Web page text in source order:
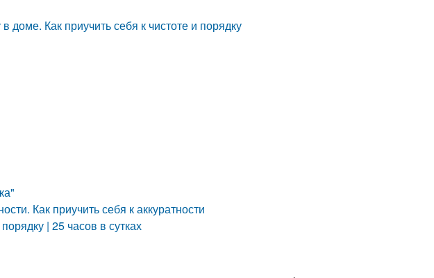
доме. Как приучить себя к чистоте и порядку
Как приучить себя к аккуратности
| 25 часов в сутках